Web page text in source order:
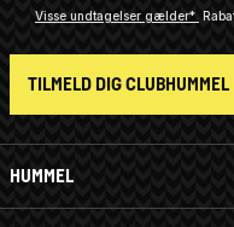
HUMMEL
Visse undtagelser gælder*
TILMELD DIG CLUBHUMMEL